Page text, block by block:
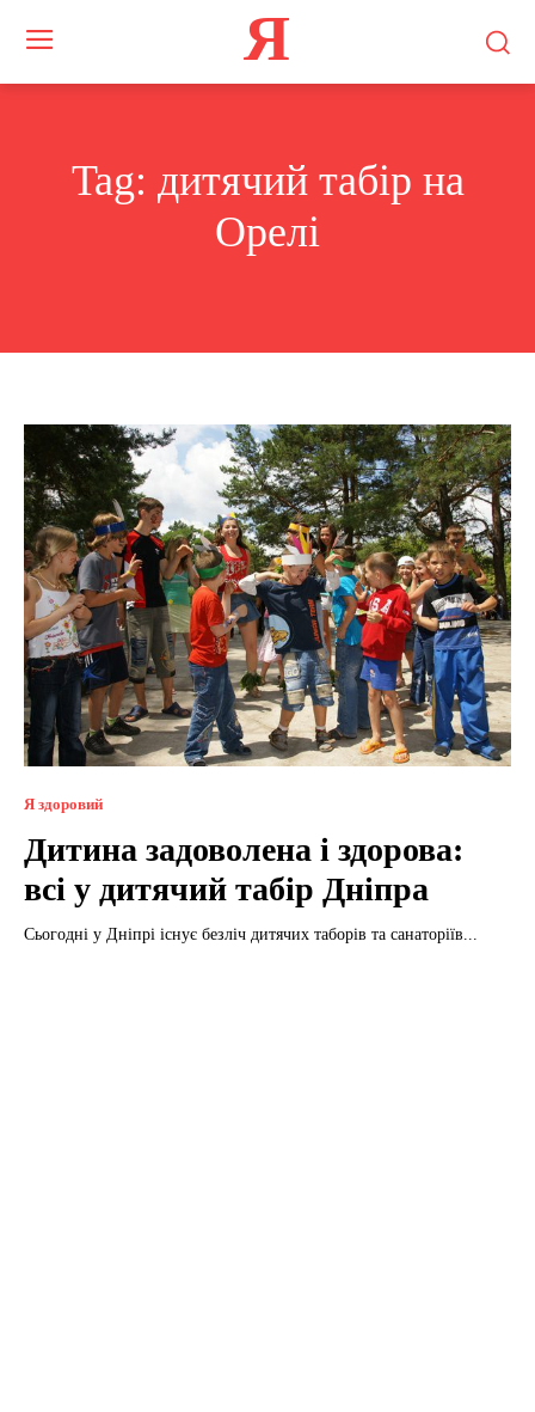
Я
Tag: дитячий табір на
Орелі
Я здоровий
Дитина задоволена і здорова:
всі у дитячий табір Дніпра
Сьогодні у Дніпрі існує безліч дитячих таборів та санаторіїв...